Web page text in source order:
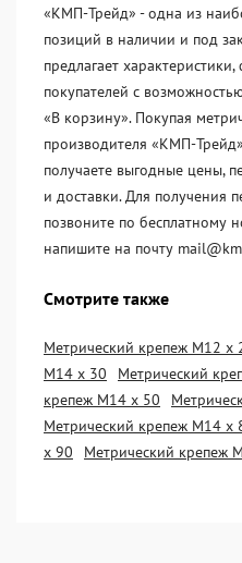
«KМП-Трейд» - одна из
позиций в наличии и под
предлагает
покупателей с
«В корзину». Покупая
производителя «KМП-
получаете выгодные цены,
и доставки. Для получения
позвоните по бесплатному
напишите на почту
Смотрите также
Метрический крепеж М12 х
М14 х 30
Метрический
крепеж М14 х 50
Метрический крепеж М14 х
х 90
Метрический крепеж